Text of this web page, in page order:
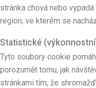
stránka chová nebo
region, ve kterém se
Statistické
Tyto soubory cookie
porozumět tomu, jak
stránkami tím, že